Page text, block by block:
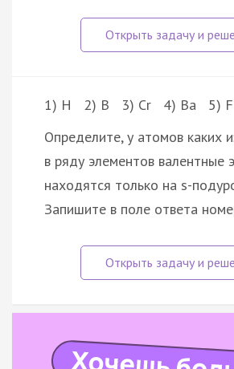
1) H 2) B 3) Cr 4) Ba 5) F
Определите, у атомов каких
в ряду элементов валентные
находятся только на s-
Запишите в поле ответа